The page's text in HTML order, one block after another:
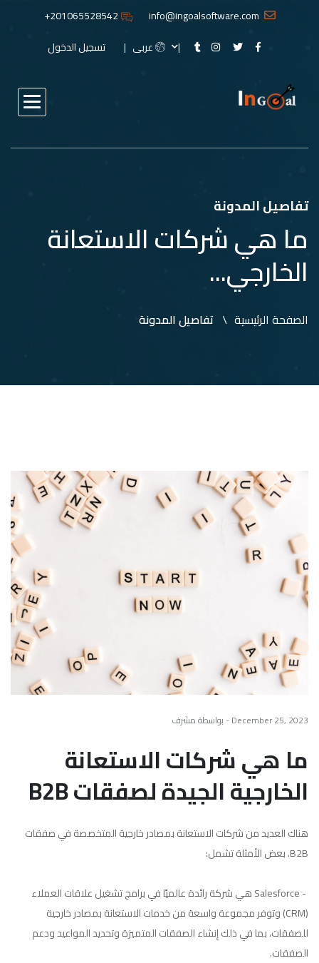
201065528542+
عربى
تسجيل الدخول
تفاصيل المدونة
ما هي شركات الاستعانة
الخارجي...
الصفحة الرئيسية تفاصيل المدونة
December 25, 2023 - بواسطة مشرف
ما هي شركات الاستعانة
الخارجية الجيدة لصفقات B2B
هناك العديد من شركات الاستعانة بمصادر خارجية المتخصصة في صفقات
B2B. بعض الأمثلة تشمل:
- Salesforce هي شركة رائدة عالميًا في برامج تشغيل علاقات العملاء
(CRM) وتوفر مجموعة واسعة من خدمات الاستعانة بمصادر خارجية
للصفقات، بما في ذلك إنشاء الصفقات المتميزة وتحديد المواعيد ودعم
الصفقات.